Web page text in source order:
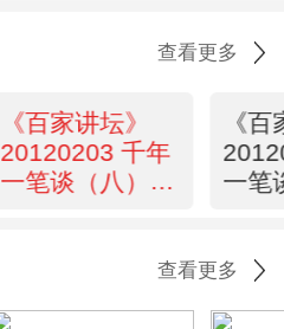
查看更多
《百家讲坛》
20120203 千年
一笔谈（八）广
《
一笔
查看更多